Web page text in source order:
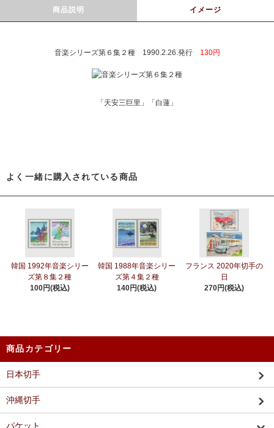
商品説明 イメージ
音楽シリーズ第６集２種 1990.2.26.発行 130円
「天安三巨里」「白蓮」
よく一緒に購入されている商品
韓国 1992年音楽シリー
ズ第８集２種
100円(税込)
韓国 1988年音楽シリー
ズ第４集２種
140円(税込)
フランス 2020年切手の
日
270円(税込)
商品カテゴリー
日本切手
沖縄切手
パケット